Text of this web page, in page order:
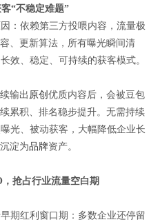
“不稳定难题”
：依赖第三方投喂内容，流量极
、更新算法，所有曝光瞬间清
长效、稳定、可持续的获客模式。
输出 原创 优质内容后，会被豆包
累积、排名稳步提升。无需持续
光、被动获客，大幅降低企业长
淀为品牌资产。
抢占行业流量空白期
期红利窗口期：多数企业还停留